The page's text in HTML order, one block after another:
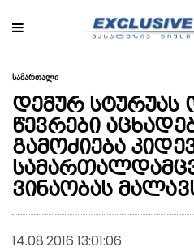
სამართალი
დემურ სტურუას
წევრები
გამოძიება
ვინაობას
14.08.2016 13:01:06